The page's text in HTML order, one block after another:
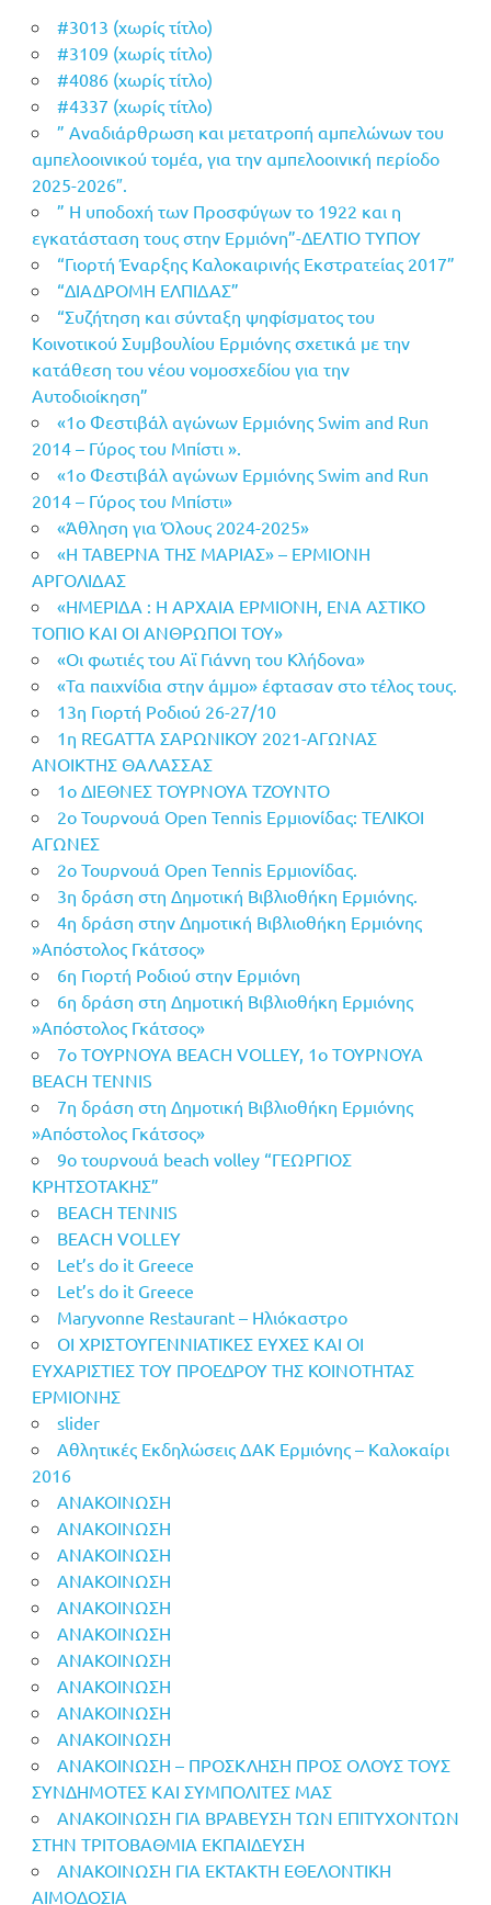
#3013 (χωρίς τίτλο)
#3109 (χωρίς τίτλο)
#4086 (χωρίς τίτλο)
#4337 (χωρίς τίτλο)
” Αναδιάρθρωση και μετατροπή αμπελώνων του
αμπελοοινικού τομέα, για την αμπελοοινική περίοδο
2025-2026″.
” Η υποδοχή των Προσφύγων το 1922 και η
εγκατάσταση τους στην Ερμιόνη”-ΔΕΛΤΙΟ ΤΥΠΟΥ
“Γιορτή Έναρξης Καλοκαιρινής Εκστρατείας 2017”
“ΔΙΑΔΡΟΜΗ ΕΛΠΙΔΑΣ”
“Συζήτηση και σύνταξη ψηφίσματος του
Κοινοτικού Συμβουλίου Ερμιόνης σχετικά με την
κατάθεση του νέου νομοσχεδίου για την
Αυτοδιοίκηση”
«1ο Φεστιβάλ αγώνων Ερμιόνης Swim and Run
2014 – Γύρος του Μπίστι ».
«1ο Φεστιβάλ αγώνων Ερμιόνης Swim and Run
2014 – Γύρος του Μπίστι»
«Άθληση για Όλους 2024-2025»
«Η ΤΑΒΕΡΝΑ ΤΗΣ ΜΑΡΙΑΣ» – ΕΡΜΙΟΝΗ
ΑΡΓΟΛΙΔΑΣ
«ΗΜΕΡΙΔΑ : Η ΑΡΧΑΙΑ ΕΡΜΙΟΝΗ, ΕΝΑ ΑΣΤΙΚΟ
ΤΟΠΙΟ ΚΑΙ ΟΙ ΑΝΘΡΩΠΟΙ ΤΟΥ»
«Οι φωτιές του Αϊ Γιάννη του Κλήδονα»
«Τα παιχνίδια στην άμμο» έφτασαν στο τέλος τους.
13η Γιορτή Ροδιού 26-27/10
1η REGATTA ΣΑΡΩΝΙΚΟΥ 2021-ΑΓΩΝΑΣ
ΑΝΟΙΚΤΗΣ ΘΑΛΑΣΣΑΣ
1ο ΔΙΕΘΝΕΣ ΤΟΥΡΝΟΥΑ ΤΖΟΥΝΤΟ
2ο Τουρνουά Open Tennis Ερμιονίδας: ΤΕΛΙΚΟΙ
ΑΓΩΝΕΣ
2ο Τουρνουά Open Tennis Ερμιονίδας.
3η δράση στη Δημοτική Βιβλιοθήκη Ερμιόνης.
4η δράση στην Δημοτική Βιβλιοθήκη Ερμιόνης
»Απόστολος Γκάτσος»
6η Γιορτή Ροδιού στην Ερμιόνη
6η δράση στη Δημοτική Βιβλιοθήκη Ερμιόνης
»Απόστολος Γκάτσος»
7o ΤΟΥΡΝΟΥΑ BEACH VOLLEY, 1o ΤΟΥΡΝΟΥΑ
BEACH TENNIS
7η δράση στη Δημοτική Βιβλιοθήκη Ερμιόνης
»Απόστολος Γκάτσος»
9ο τουρνουά beach volley “ΓΕΩΡΓΙΟΣ
ΚΡΗΤΣΟΤΑΚΗΣ”
BEACH TENNIS
BEACH VOLLEY
Let’s do it Greece
Let’s do it Greece
Maryvonne Restaurant – Ηλιόκαστρο
OI ΧΡΙΣΤΟΥΓΕΝΝΙΑΤΙΚΕΣ ΕΥΧΕΣ ΚΑΙ ΟΙ
ΕΥΧΑΡΙΣΤΙΕΣ ΤΟΥ ΠΡΟΕΔΡΟΥ ΤΗΣ ΚΟΙΝΟΤΗΤΑΣ
ΕΡΜΙΟΝΗΣ
slider
Αθλητικές Εκδηλώσεις ΔΑΚ Ερμιόνης – Καλοκαίρι
2016
ΑΝΑΚΟΙΝΩΣΗ
ΑΝΑΚΟΙΝΩΣΗ
ΑΝΑΚΟΙΝΩΣΗ
ΑΝΑΚΟΙΝΩΣΗ
ΑΝΑΚΟΙΝΩΣΗ
ΑΝΑΚΟΙΝΩΣΗ
ΑΝΑΚΟΙΝΩΣΗ
ΑΝΑΚΟΙΝΩΣΗ
ΑΝΑΚΟΙΝΩΣΗ
ΑΝΑΚΟΙΝΩΣΗ
ΑΝΑΚΟΙΝΩΣΗ – ΠΡΟΣΚΛΗΣΗ ΠΡΟΣ ΟΛΟΥΣ ΤΟΥΣ
ΣΥΝΔΗΜΟΤΕΣ ΚΑΙ ΣΥΜΠΟΛΙΤΕΣ ΜΑΣ
ΑΝΑΚΟΙΝΩΣΗ ΓΙΑ ΒΡΑΒΕΥΣΗ ΤΩΝ ΕΠΙΤΥΧΟΝΤΩΝ
ΣΤΗΝ ΤΡΙΤΟΒΑΘΜΙΑ ΕΚΠΑΙΔΕΥΣΗ
ΑΝΑΚΟΙΝΩΣΗ ΓΙΑ ΕΚΤΑΚΤΗ ΕΘΕΛΟΝΤΙΚΗ
ΑΙΜΟΔΟΣΙΑ